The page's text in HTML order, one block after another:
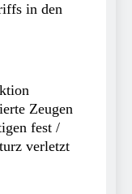
in den
Zeugen
fest /
verletzt